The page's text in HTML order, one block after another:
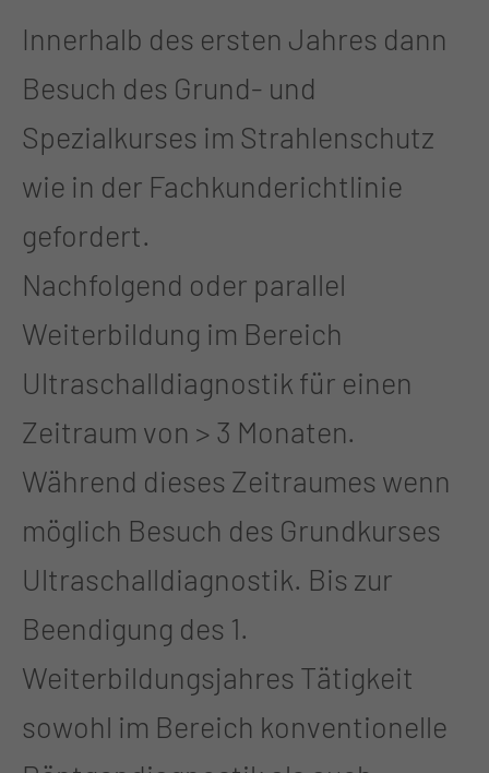
Innerhalb des ersten Jahres dann
Besuch des Grund- und
Spezialkurses im Strahlenschutz
wie in der Fachkunderichtlinie
gefordert.
Nachfolgend oder parallel
Weiterbildung im Bereich
Ultraschalldiagnostik für einen
Zeitraum von > 3 Monaten.
Während dieses Zeitraumes wenn
möglich Besuch des Grundkurses
Ultraschalldiagnostik. Bis zur
Beendigung des 1.
Weiterbildungsjahres Tätigkeit
sowohl im Bereich konventionelle